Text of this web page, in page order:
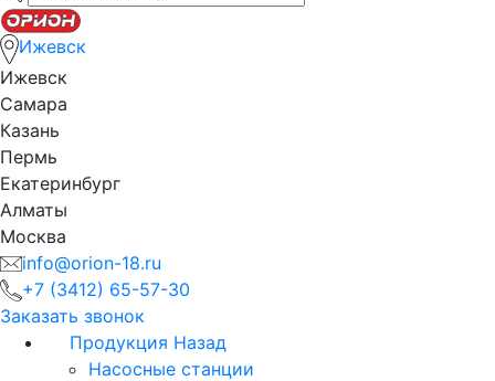
Ижевск
Ижевск
Самара
Казань
Пермь
Екатеринбург
Алматы
Москва
info@orion-18.ru
+7 (3412) 65-57-30
Заказать звонок
Продукция Назад
Насосные станции